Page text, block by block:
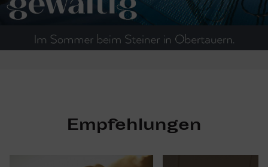
Empfehlungen